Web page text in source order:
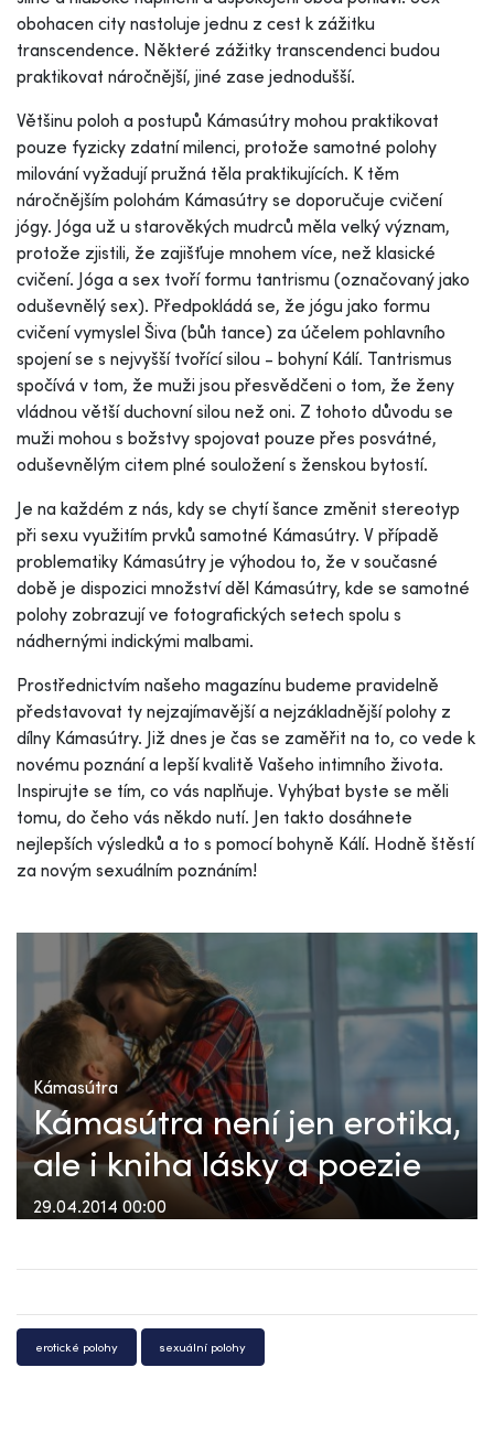
obohacen city nastoluje jednu z cest k zážitku
transcendence. Některé zážitky transcendenci budou
praktikovat náročnější, jiné zase jednodušší.
Většinu poloh a postupů Kámasútry mohou praktikovat
pouze fyzicky zdatní milenci, protože samotné polohy
milování vyžadují pružná těla praktikujících. K těm
náročnějším polohám Kámasútry se doporučuje cvičení
jógy. Jóga už u starověkých mudrců měla velký význam,
protože zjistili, že zajišťuje mnohem více, než klasické
cvičení. Jóga a sex tvoří formu tantrismu (označovaný jako
oduševnělý sex). Předpokládá se, že jógu jako formu
cvičení vymyslel Šiva (bůh tance) za účelem pohlavního
spojení se s nejvyšší tvořící silou - bohyní Kálí. Tantrismus
spočívá v tom, že muži jsou přesvědčeni o tom, že ženy
vládnou větší duchovní silou než oni. Z tohoto důvodu se
muži mohou s božstvy spojovat pouze přes posvátné,
oduševnělým citem plné souložení s ženskou bytostí.
Je na každém z nás, kdy se chytí šance změnit stereotyp
při sexu využitím prvků samotné Kámasútry. V případě
problematiky Kámasútry je výhodou to, že v současné
době je dispozici množství děl Kámasútry, kde se samotné
polohy zobrazují ve fotografických setech spolu s
nádhernými indickými malbami.
Prostřednictvím našeho magazínu budeme pravidelně
představovat ty nejzajímavější a nejzákladnější polohy z
dílny Kámasútry. Již dnes je čas se zaměřit na to, co vede k
novému poznání a lepší kvalitě Vašeho intimního života.
Inspirujte se tím, co vás naplňuje. Vyhýbat byste se měli
tomu, do čeho vás někdo nutí. Jen takto dosáhnete
nejlepších výsledků a to s pomocí bohyně Kálí. Hodně štěstí
za novým sexuálním poznáním!
Kámasútra
Kámasútra není jen erotika,
ale i kniha lásky a poezie
29.04.2014 00:00
erotické polohy sexuální polohy